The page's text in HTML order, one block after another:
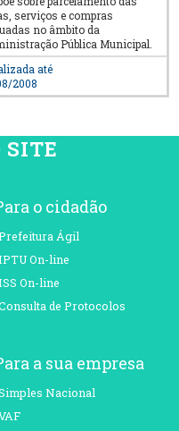
serviços e compras
no âmbito da
Pública Municipal.
até
2008
SITE
o cidadão
Ágil
On-line
On-line
de Protocolos
a sua empresa
Nacional